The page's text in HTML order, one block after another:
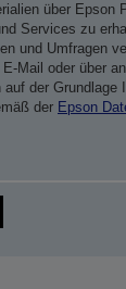
über Epson
Services zu
und Umfragen
Mail oder über
der Grundlage
der Epson